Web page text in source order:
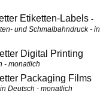
Etiketten-Labels
und Schmalbahndruck - in
Digital Printing
- monatlich
Packaging Films
in Deutsch - monatlich